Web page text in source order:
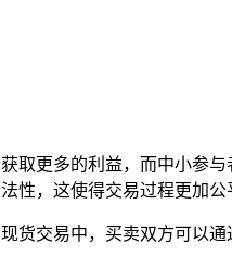
更多的利益，而中小参
，这使得交易过程更加公
交易中，买卖双方可以